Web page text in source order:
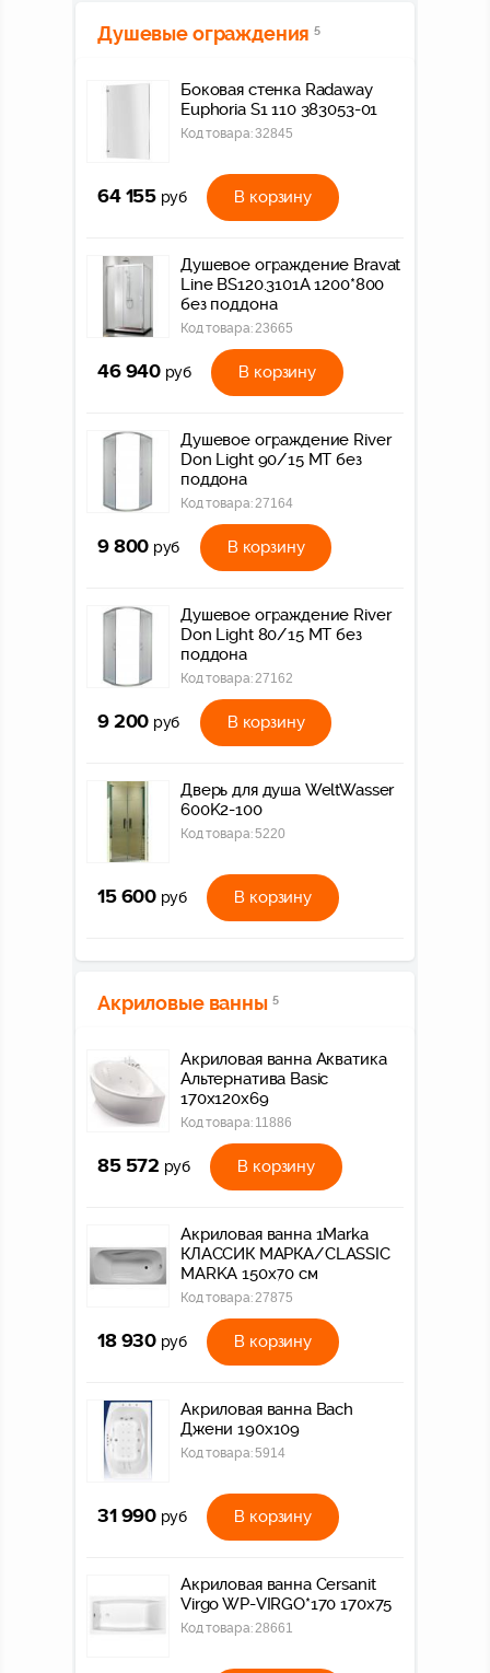
Душевые ограждения 5
Боковая стенка Radaway
Euphoria S1 110 383053-01
Код товара:32845
64 155 руб В корзину
Душевое ограждение Bravat
Line BS120.3101A 1200*800
без поддона
Код товара:23665
46 940 руб В корзину
Душевое ограждение River
Don Light 90/15 МТ без
поддона
Код товара:27164
9 800 руб В корзину
Душевое ограждение River
Don Light 80/15 МТ без
поддона
Код товара:27162
9 200 руб В корзину
Дверь для душа WeltWasser
600K2-100
Код товара:5220
15 600 руб В корзину
Акриловые ванны 5
Акриловая ванна Акватика
Альтернатива Basic
170x120x69
Код товара: 11886
85 572 руб В корзину
Акриловая ванна 1Marka
КЛАССИК МАРКА/CLASSIC
MARKA 150х70 см
Код товара:27875
18 930 руб В корзину
Акриловая ванна Bach
Джени 190х109
Код товара:5914
31 990 руб В корзину
Акриловая ванна Cersanit
Virgo WP-VIRGO*170 170x75
Код товара:28661